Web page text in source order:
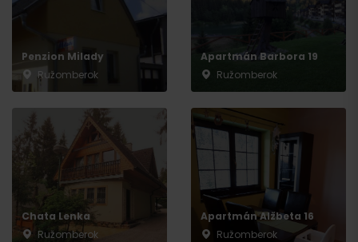
Penzion Milady
Ružomberok
Apartmán Barbora 19
Ružomberok
Chata Lenka
Ružomberok
Apartmán Alžbeta 16
Ružomberok